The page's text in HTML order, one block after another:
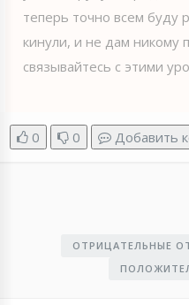
теперь точно всем буду
кинули, и не дам
связывайтесь с этими
0 0 Добавить
ОТРИЦАТЕЛЬНЫЕ